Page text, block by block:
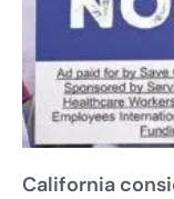
California